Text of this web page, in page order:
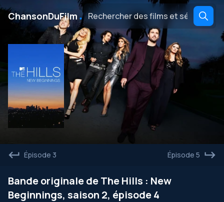
ChansonDuFilm․
Épisode 3 Épisode 5
Bande originale de The Hills : New
Beginnings, saison 2, épisode 4